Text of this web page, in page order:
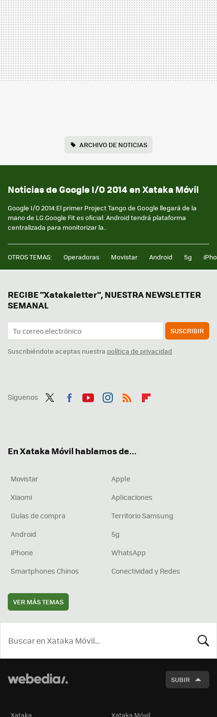
ARCHIVO DE NOTICIAS
Noticias de Google I/O 2014 en Xataka Móvil
Google I/O 2014:El primer Project Tango de Google llegará de la
mano de LG.Google Fit es oficial: Android tendrá plataforma
centralizada para monitorizar la..
OTROS TEMAS: Operadoras Movistar Android 5g
RECIBE "Xatakaletter", NUESTRA NEWSLETTER
SEMANAL
SUSCRIBIR
Suscribiéndote aceptas nuestra política de privacidad
Síguenos
En Xataka Móvil hablamos de...
Movistar
Apple
Xiaomi
Aplicaciones
Guías de compra
Territorio Samsung
Android
5g
iPhone
WhatsApp
Smartphones Chinos
Conectividad y Redes
VER MÁS TEMAS
SUBIR
Xataka Xataka Móvil